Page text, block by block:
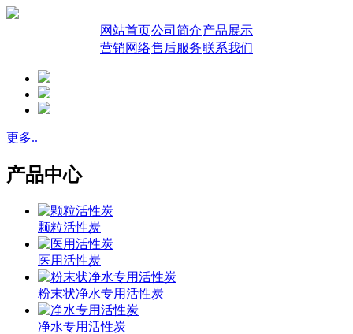
网站首页公司简介产品展示
营销网络售后服务联系我们
更多..
产品中心
颗粒活性炭
医用活性炭
粉末状净水专用活性炭
净水专用活性炭